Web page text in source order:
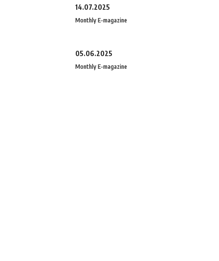
14.07.2025
Monthly E-magazine
05.06.2025
Monthly E-magazine